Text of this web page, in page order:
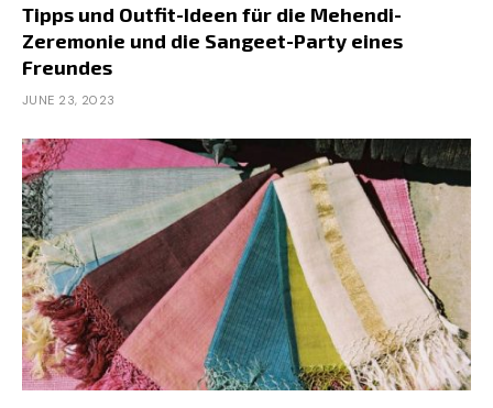
Tipps und Outfit-Ideen für die Mehendi-
Zeremonie und die Sangeet-Party eines
Freundes
JUNE 23, 2023